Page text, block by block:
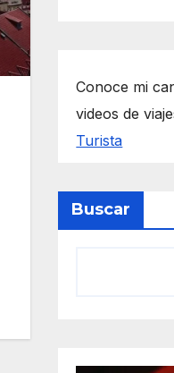
Conoce mi
videos de
Turista
Buscar